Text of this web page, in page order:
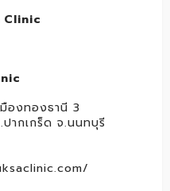
Clinic
องทองธานี 3
ากเกร็ด จ.นนทบุรี